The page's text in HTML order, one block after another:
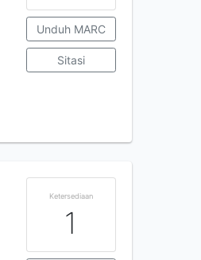
Unduh MARC
Sitasi
Ketersediaan
1